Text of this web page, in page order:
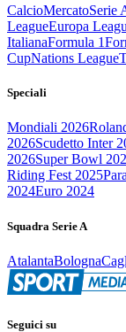
CalcioMercatoSerie
LeagueEuropa
ItalianaFormula 1
CupNations League
Speciali
Mondiali 2026
2026Scudetto Inter
2026Super Bowl
Riding Fest 2025
2024Euro 2024
Squadra Serie A
AtalantaBologna
Seguici su